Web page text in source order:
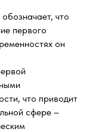
что
первого
он
что приводит
сфере –